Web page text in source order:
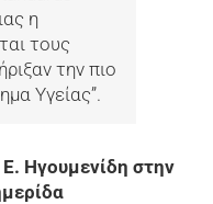
η
τους
την πιο
Υγείας”.
Ηγουμενίδη στην